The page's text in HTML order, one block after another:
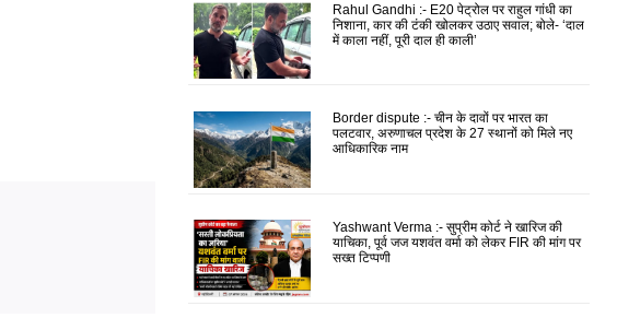
Rahul Gandhi :- E20 पेट्रोल पर राहुल गांधी का
निशाना, कार की टंकी खोलकर उठाए सवाल; बोले- ‘दाल
में काला नहीं, पूरी दाल ही काली’
Border dispute :- चीन के दावों पर भारत का
पलटवार, अरुणाचल प्रदेश के 27 स्थानों को मिले नए
आधिकारिक नाम
Yashwant Verma :- सुप्रीम कोर्ट ने खारिज की
याचिका, पूर्व जज यशवंत वर्मा को लेकर FIR की मांग पर
सख्त टिप्पणी